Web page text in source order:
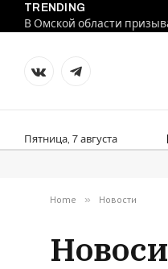
TRENDING
В Омской области
VKontakteTelegram
Пятница, 7 августа
Home » Новости